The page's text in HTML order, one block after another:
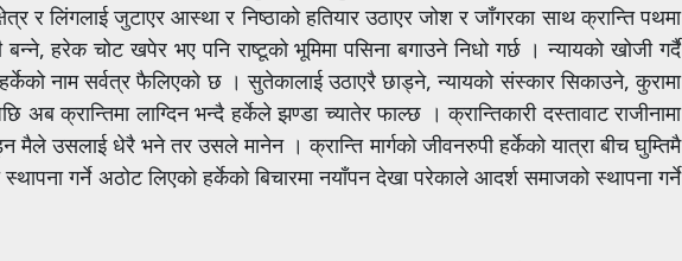
र लिंगलाई जुटाएर आस्था र निष्ठाको हतियार उठाएर जोश र जाँगरका साथ क्रान्ति पथमा
हरेक चोट खपेर भए पनि राष्टूको भूमिमा पसिना बगाउने निधो गर्छ । न्यायको खोजी गर्दै
नाम सर्वत्र फैलिएको छ । सुतेकालाई उठाएरै छाड्ने, न्यायको संस्कार सिकाउने, कुरामा
क्रान्तिमा लाग्दिन भन्दै हर्केले झण्डा च्यातेर फाल्छ । क्रान्तिकारी दस्तावाट राजीनामा
उसलाई धेरै भने तर उसले मानेन । क्रान्ति मार्गको जीवनरुपी हर्केको यात्रा बीच घुम्तिमै
गर्ने अठोट लिएको हर्केको बिचारमा नयाँपन देखा परेकाले आदर्श समाजको स्थापना गर्ने